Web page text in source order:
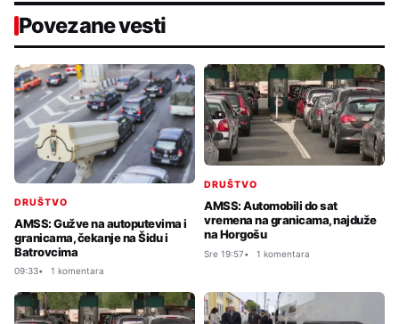
Povezane vesti
DRUŠTVO
AMSS: Gužve na autoputevima i
granicama, čekanje na Šidu i
Batrovcima
09:33 1 komentara
DRUŠTVO
AMSS: Automobili do sat
vremena na granicama, najduže
na Horgošu
Sre 19:57 1 komentara